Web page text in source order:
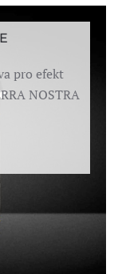
pro efekt
NOSTRA